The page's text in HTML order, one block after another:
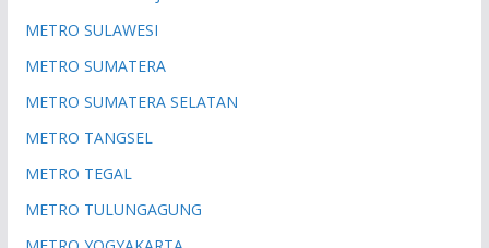
METRO SULAWESI
METRO SUMATERA
METRO SUMATERA SELATAN
METRO TANGSEL
METRO TEGAL
METRO TULUNGAGUNG